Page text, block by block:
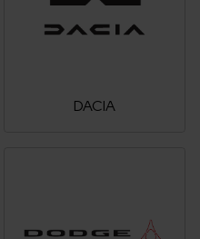
DACIA